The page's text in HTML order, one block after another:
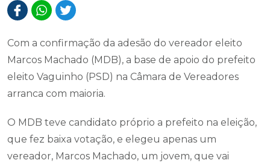
Com a confirmação da adesão do vereador eleito
Marcos Machado (MDB), a base de apoio do prefeito
eleito Vaguinho (PSD) na Câmara de Vereadores
arranca com maioria.
O MDB teve candidato próprio a prefeito na eleição,
que fez baixa votação, e elegeu apenas um
vereador, Marcos Machado, um jovem, que vai